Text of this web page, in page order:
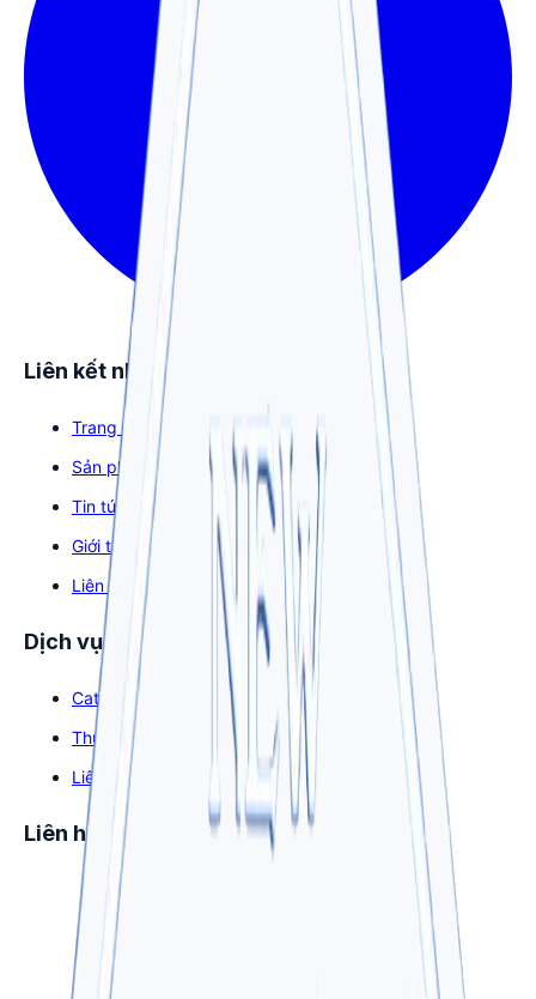
Liên kết nhanh
Trang chủ
Sản phẩm
Tin tức
Giới thiệu
Liên hệ
Dịch vụ
Catalog sản phẩm
Thư viện hình ảnh
Liên hệ
Liên hệ